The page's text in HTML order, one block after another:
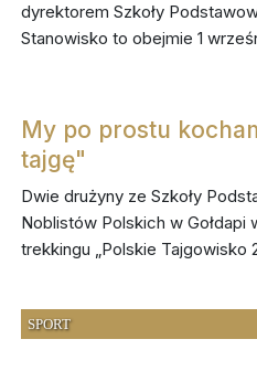
dyrektorem Szkoły
Stanowisko to obejmie 1
My po prostu
tajgę"
Dwie drużyny ze Szkoły
Noblistów Polskich w Gołdapi
trekkingu „Polskie Tajgowisko
SPORT